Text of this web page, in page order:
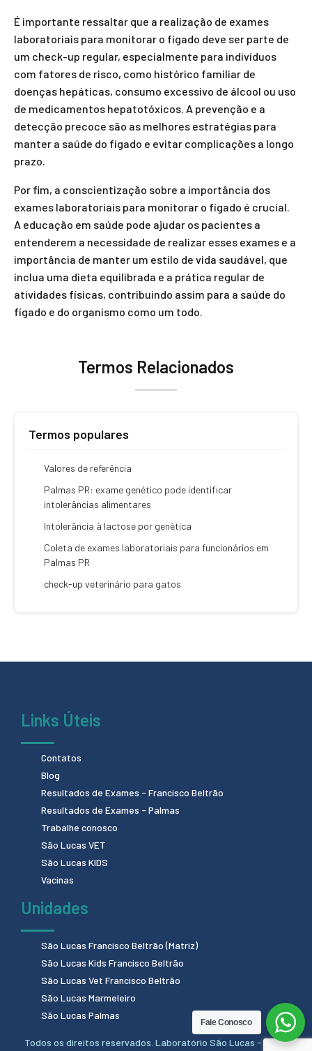
É importante ressaltar que a realização de exames
laboratoriais para monitorar o fígado deve ser parte de
um check-up regular, especialmente para indivíduos
com fatores de risco, como histórico familiar de
doenças hepáticas, consumo excessivo de álcool ou uso
de medicamentos hepatotóxicos. A prevenção e a
detecção precoce são as melhores estratégias para
manter a saúde do fígado e evitar complicações a longo
prazo.
Por fim, a conscientização sobre a importância dos
exames laboratoriais para monitorar o fígado é crucial.
A educação em saúde pode ajudar os pacientes a
entenderem a necessidade de realizar esses exames e a
importância de manter um estilo de vida saudável, que
inclua uma dieta equilibrada e a prática regular de
atividades físicas, contribuindo assim para a saúde do
fígado e do organismo como um todo.
Termos Relacionados
Termos populares
Valores de referência
Palmas PR: exame genético pode identificar
intolerâncias alimentares
Intolerância à lactose por genética
Coleta de exames laboratoriais para funcionários em
Palmas PR
check-up veterinário para gatos
Links Úteis
Contatos
Blog
Resultados de Exames - Francisco Beltrão
Resultados de Exames - Palmas
Trabalhe conosco
São Lucas VET
São Lucas KIDS
Vacinas
Unidades
São Lucas Francisco Beltrão (Matriz)
São Lucas Kids Francisco Beltrão
São Lucas Vet Francisco Beltrão
São Lucas Marmeleiro
São Lucas Palmas
Todos os direitos reservados. Laboratório São Lucas - 2024.
Fale Conosco